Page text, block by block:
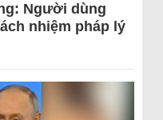
Người dùng
nhiệm pháp lý